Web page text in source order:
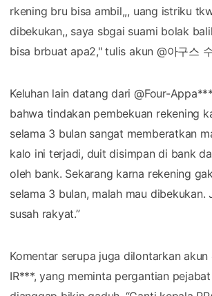
rkening bru bisa ambil,,, uang istriku
dibekukan,, saya sbgai suami bolak
bisa brbuat apa2," tulis akun @아구스
Keluhan lain datang dari @Four-
bahwa tindakan pembekuan rekening
selama 3 bulan sangat memberatkan
kalo ini terjadi, duit disimpan di bank
oleh bank. Sekarang karna rekening
selama 3 bulan, malah mau dibekukan.
susah rakyat.”
Komentar serupa juga dilontarkan akun
IR***, yang meminta pergantian pejabat